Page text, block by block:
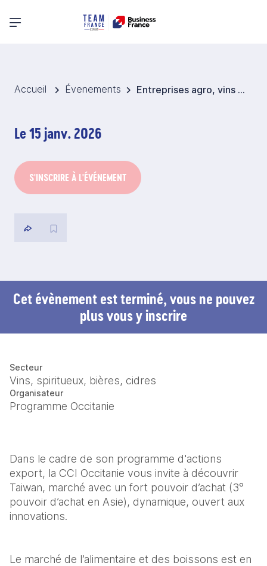
Menu principal
Accueil Évenements Entreprises agro, vins & spiritueux : Pourquoi s’intéresser à Taïwan ?
Le 15 janv. 2026
S'INSCRIRE À L'ÉVÉNEMENT
Cet évènement est terminé, vous ne pouvez
plus vous y inscrire
Secteur
Vins, spiritueux, bières, cidres
Organisateur
Programme Occitanie
Dans le cadre de son programme d'actions
export, la CCI Occitanie vous invite à découvrir
Taiwan, marché avec un fort pouvoir d’achat (3°
pouvoir d’achat en Asie), dynamique, ouvert aux
innovations.
Le marché de l’alimentaire et des boissons est en